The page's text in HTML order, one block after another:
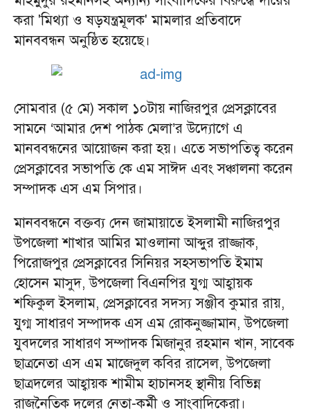
করা 'মিথ্যা ও ষড়যন্ত্রমূলক' মামলার প্রতিবাদে
মানববন্ধন অনুষ্ঠিত হয়েছে।
সোমবার (৫ মে) সকাল ১০টায় নাজিরপুর প্রেসক্লাবের
সামনে ‘আমার দেশ পাঠক মেলা’র উদ্যোগে এ
মানববন্ধনের আয়োজন করা হয়। এতে সভাপতিত্ব করেন
প্রেসক্লাবের সভাপতি কে এম সাঈদ এবং সঞ্চালনা করেন
সম্পাদক এস এম সিপার।
মানববন্ধনে বক্তব্য দেন জামায়াতে ইসলামী নাজিরপুর
উপজেলা শাখার আমির মাওলানা আব্দুর রাজ্জাক,
পিরোজপুর প্রেসক্লাবের সিনিয়র সহসভাপতি ইমাম
হোসেন মাসুদ, উপজেলা বিএনপির যুগ্ম আহ্বায়ক
শফিকুল ইসলাম, প্রেসক্লাবের সদস্য সঞ্জীব কুমার রায়,
যুগ্ম সাধারণ সম্পাদক এস এম রোকনুজ্জামান, উপজেলা
যুবদলের সাধারণ সম্পাদক মিজানুর রহমান খান, সাবেক
ছাত্রনেতা এস এম মাজেদুল কবির রাসেল, উপজেলা
ছাত্রদলের আহ্বায়ক শামীম হাচানসহ স্থানীয় বিভিন্ন
রাজনৈতিক দলের নেতা-কর্মী ও সাংবাদিকেরা।